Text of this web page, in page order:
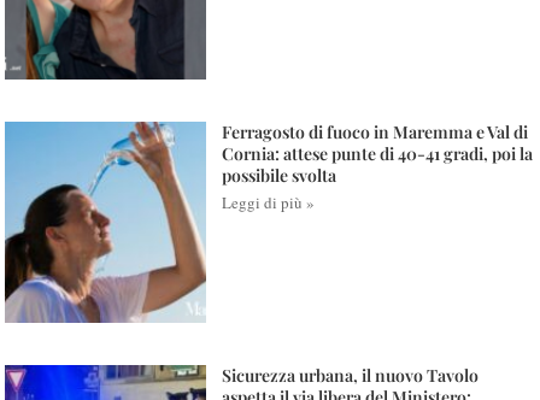
Ferragosto di fuoco in Maremma e Val di
Cornia: attese punte di 40-41 gradi, poi la
possibile svolta
Leggi di più »
Sicurezza urbana, il nuovo Tavolo